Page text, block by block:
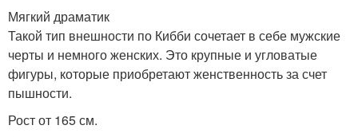
Мягкий драматик
Такой тип внешности по Кибби сочетает в себе мужские
черты и немного женских. Это крупные и угловатые
фигуры, которые приобретают женственность за счет
пышности.
Рост от 165 см.